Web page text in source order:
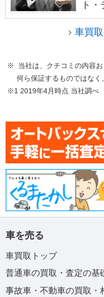
ト
車買
※ 当社は、クチコミの内容お
何ら保証するものではなく
※1 2019年4月時点 当社調べ
車を売る
車買取トップ
普通車の買取・査定の基
事故車・不動車の買取・